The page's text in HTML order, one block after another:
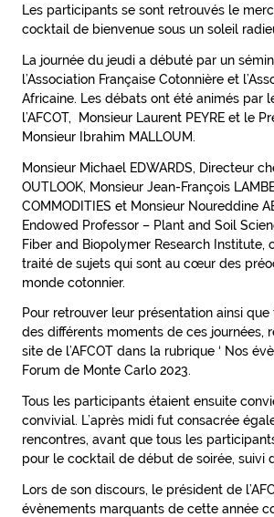
Les participants se sont retrouvés le
cocktail de bienvenue sous un soleil
La journée du jeudi a débuté par un
l’Association Française Cotonnière et
Africaine. Les débats ont été animés par
l’AFCOT, Monsieur Laurent PEYRE et le
Monsieur Ibrahim MALLOUM.
Monsieur Michael EDWARDS, Directeur
OUTLOOK, Monsieur Jean-François
COMMODITIES et Monsieur Noureddine
Endowed Professor – Plant and Soil
Fiber and Biopolymer Research Institute,
traité de sujets qui sont au cœur des
monde cotonnier.
Pour retrouver leur présentation ainsi
des différents moments de ces journées,
site de l’AFCOT dans la rubrique ‘ Nos
Forum de Monte Carlo 2023.
Tous les participants étaient ensuite
convivial. L’après midi fut consacrée
rencontres, avant que tous les
pour le cocktail de début de soirée, suivi
Lors de son discours, le président de
évènements marquants de cette année